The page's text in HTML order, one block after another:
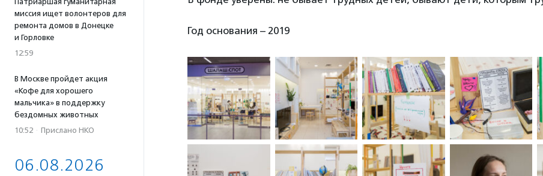
миссия ищет волонтеров для
ремонта домов в Донецке
и Горловке
12:59
В Москве пройдет акция
«Кофе для хорошего
мальчика» в поддержку
бездомных животных
10:52 · Прислано НКО
06.08.2026
Год основания – 2019